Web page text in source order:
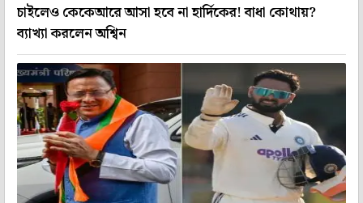
চাইলেও কেকেআরে আসা হবে না হার্দিকের! বাধা কোথায়?
ব্যাখ্যা করলেন অশ্বিন